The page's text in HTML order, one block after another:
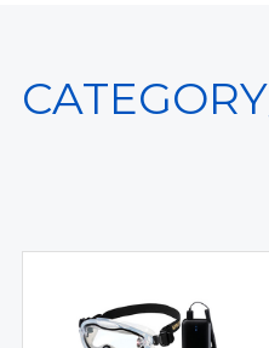
CATEGORY